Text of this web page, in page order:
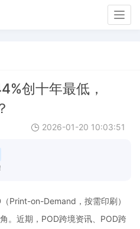
创十年最低，
2026-01-20 10:03:51
Print-on-Demand，按需印刷）
。近期，POD跨境资讯、POD跨